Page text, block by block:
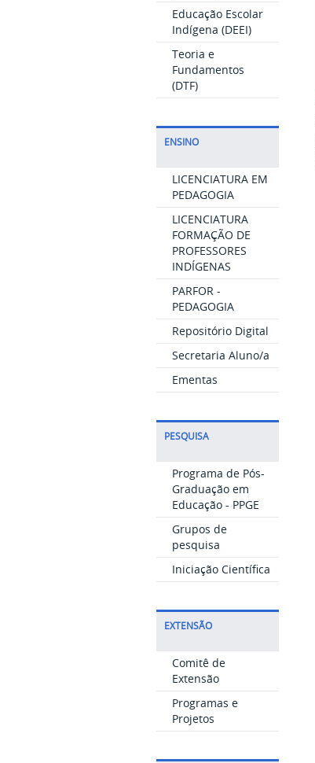
Educação Escolar
Indígena (DEEI)
Teoria e
Fundamentos
(DTF)
ENSINO
LICENCIATURA EM
PEDAGOGIA
LICENCIATURA
FORMAÇÃO DE
PROFESSORES
INDÍGENAS
PARFOR -
PEDAGOGIA
Repositório Digital
Secretaria Aluno/a
Ementas
PESQUISA
Programa de Pós-
Graduação em
Educação - PPGE
Grupos de
pesquisa
Iniciação Científica
EXTENSÃO
Comitê de
Extensão
Programas e
Projetos